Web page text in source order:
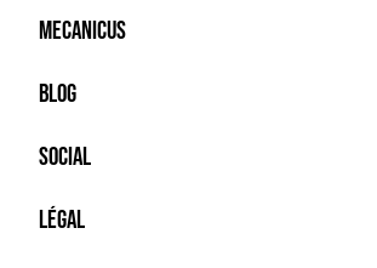
ACHETER
VENDRE
SERVICES PREMIUM
Mecanicus
À PROPOS
HOUSE MECANICUS
CONTACT
Blog
NEWS
VIDÉOS
AUTOPÉDIA
Social
INSTAGRAM
TIKTOK
Légal